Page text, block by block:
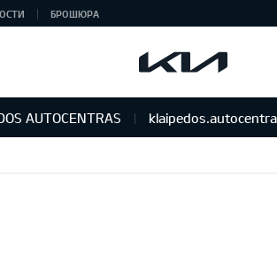
БРОШЮРА
AUTOCENTRAS